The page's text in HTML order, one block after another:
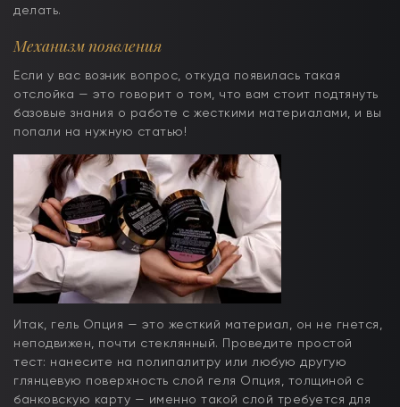
делать.
Механизм появления
Если у вас возник вопрос, откуда появилась такая
отслойка — это говорит о том, что вам стоит подтянуть
базовые знания о работе с жесткими материалами, и вы
попали на нужную статью!
Итак, гель Опция — это жесткий материал, он не гнется,
неподвижен, почти стеклянный. Проведите простой
тест: нанесите на полипалитру или любую другую
глянцевую поверхность слой геля Опция, толщиной с
банковскую карту — именно такой слой требуется для